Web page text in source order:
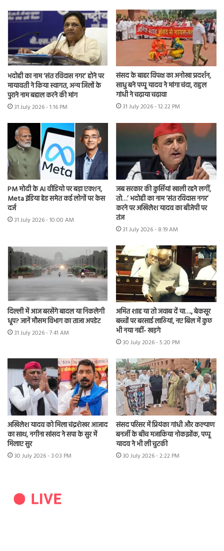
भदोही का नाम ‘संत रविदास नगर’ होने पर
मायावती ने किया स्वागत, अन्य जिलों के
पुराने नाम बहाल करने की मांग
31 July 2026 - 1:16 PM
संसद के बाहर विपक्ष का अनोखा प्रदर्शन,
साधु बने पप्पू यादव ने मांगा चंदा, राहुल
गांधी ने चढ़ाया चढ़ावा
31 July 2026 - 12:22 PM
PM मोदी के AI वीडियो पर बड़ा एक्शन,
Meta इंडिया हेड समेत कई लोगों पर केस
दर्ज
31 July 2026 - 10:00 AM
जब सरकार की कुर्सियां खाली रहने लगीं,
तो…’ भदोही का नाम ‘संत रविदास नगर’
करने पर अखिलेश यादव का बीजेपी पर
तंज
31 July 2026 - 8:19 AM
दिल्ली में आज बरसेंगे बादल या निकलेगी
धूप? जानें मौसम विभाग का ताजा अपडेट
31 July 2026 - 7:41 AM
अमित शाह या तो जवाब दें या…., बेकसूर
बच्चों पर बरसाई लाठियां, नए बिल में कुछ
भी नया नहीं- खड़गे
30 July 2026 - 5:20 PM
अखिलेश यादव को मिला चंद्रशेखर आजाद
का साथ, नगीना सांसद ने सपा के सुर में
मिलाए सुर
30 July 2026 - 3:03 PM
संसद परिसर में प्रियंका गांधी और कल्याण
बनर्जी के बीच मजाकिया नोकझोंक, पप्पू
यादव ने भी ली चुटकी
30 July 2026 - 2:22 PM